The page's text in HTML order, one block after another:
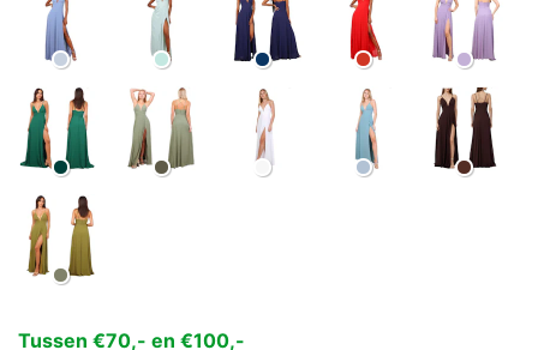
Tussen €70,- en €100,-